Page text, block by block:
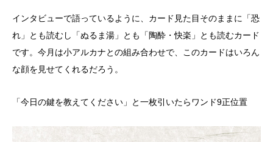
インタビューで語っているように、カード見た目そのままに「恐
れ」とも読むし「ぬるま湯」とも「陶酔・快楽」とも読むカード
です。今月は小アルカナとの組み合わせで、このカードはいろん
な顔を見せてくれるだろう。
「今日の鍵を教えてください」と一枚引いたらワンド9正位置